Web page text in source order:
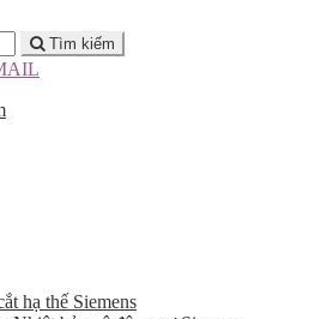
Tìm kiếm
hạ thế Siemens